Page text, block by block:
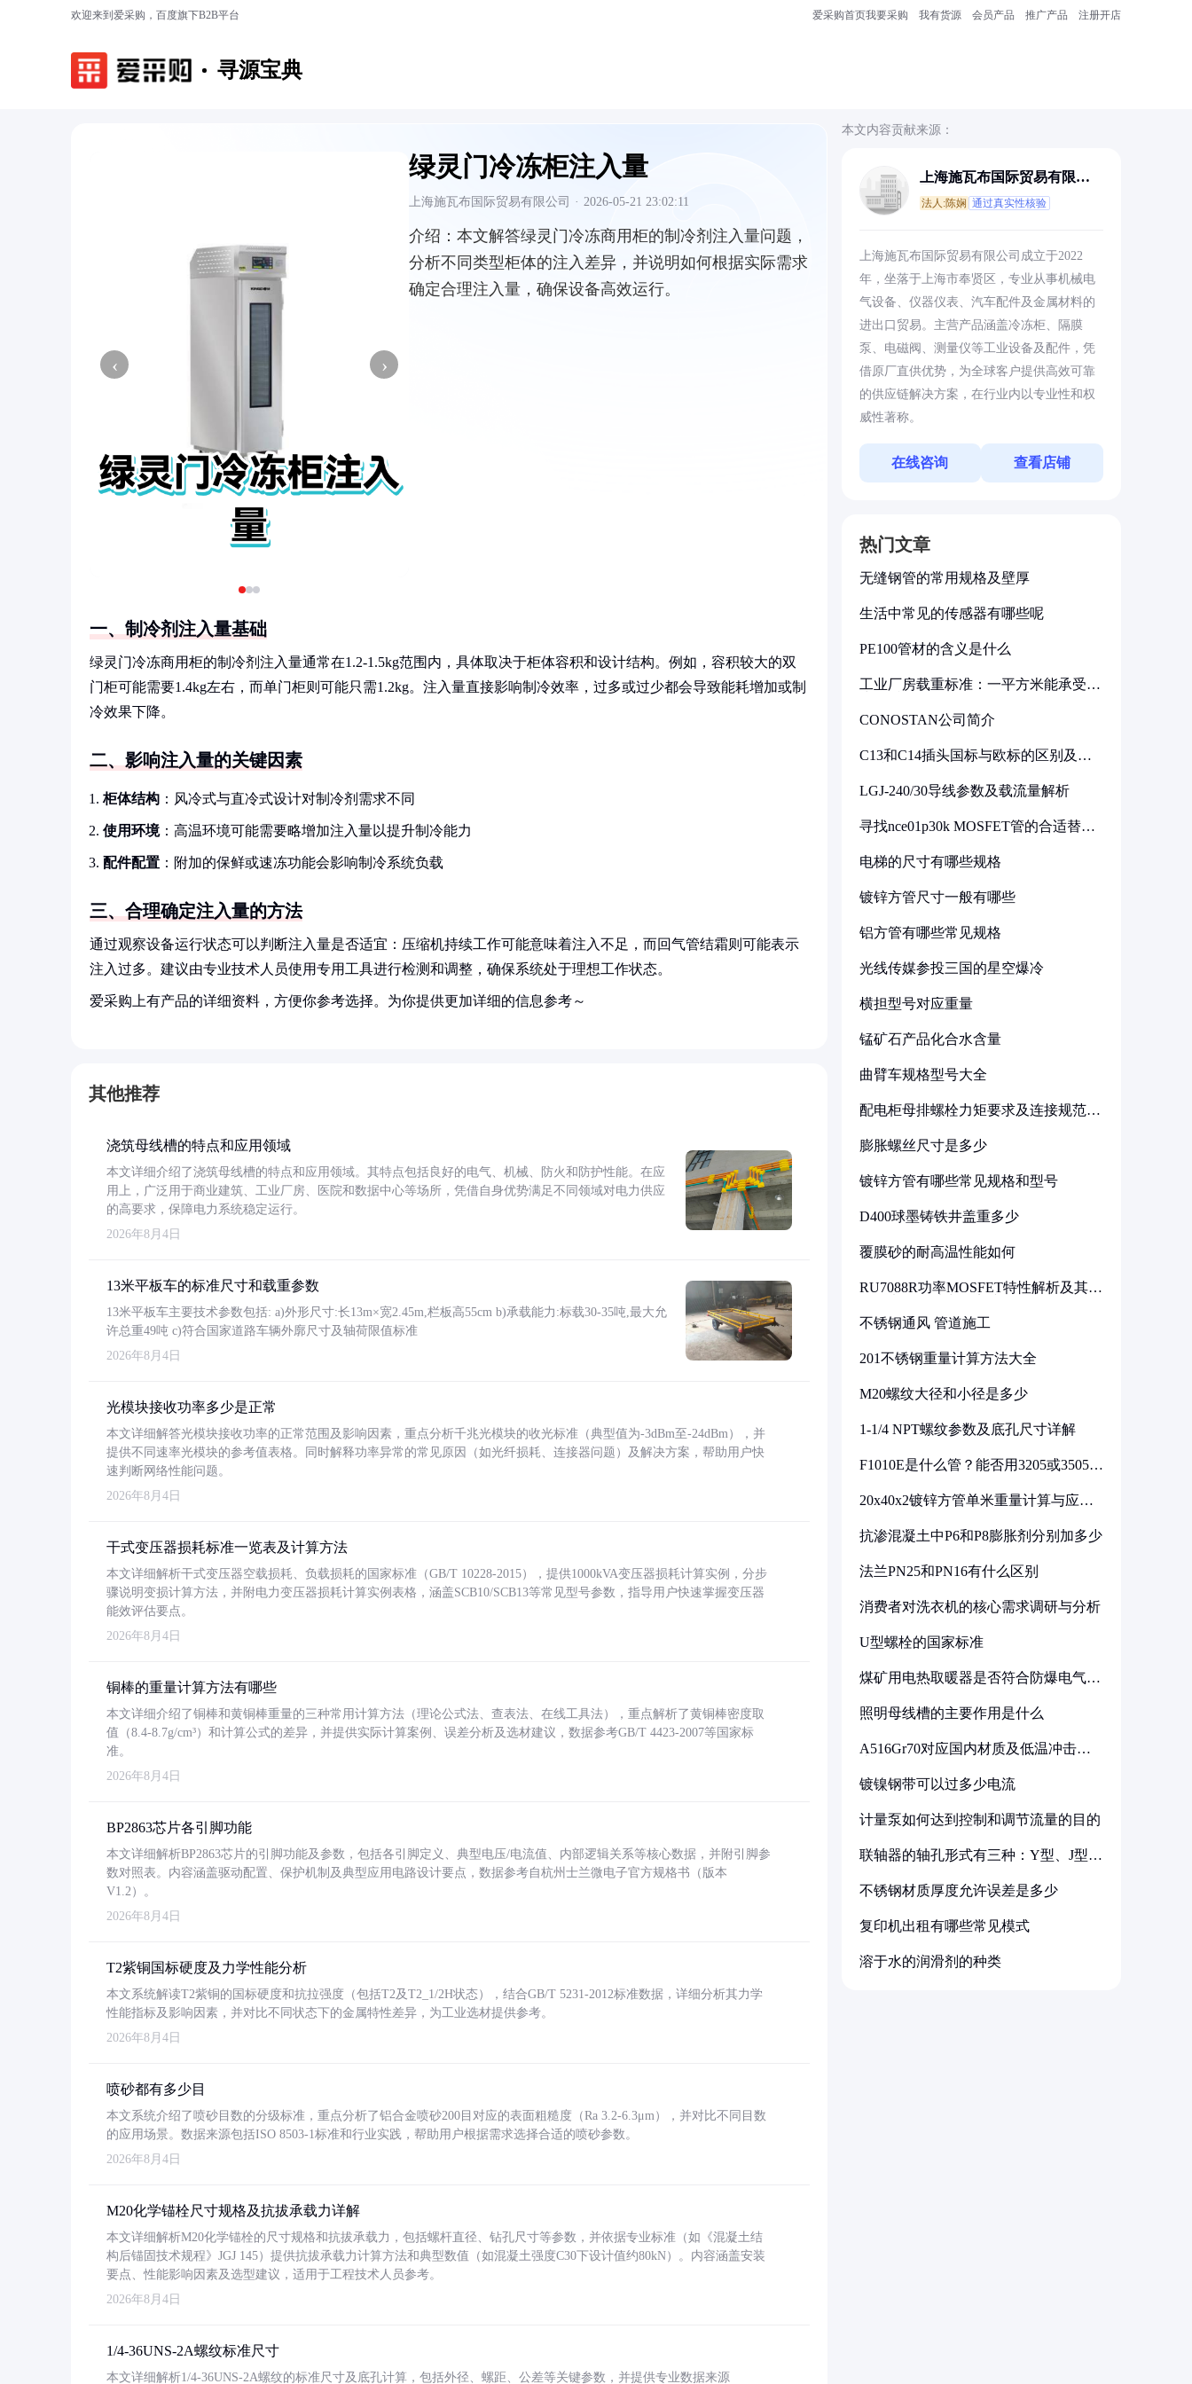
欢迎来到爱采购，百度旗下B2B平台 爱采购首页我要采购 我有货源 会员产品 推广产品 注册开店
寻源宝典
‹ ›
绿灵门冷冻柜注入量
上海施瓦布国际贸易有限公司 · 2026-05-21 23:02:11
介绍： 本文解答绿灵门冷冻商用柜的制冷剂注入量问题，
分析不同类型柜体的注入差异，并说明如何根据实际需求
确定合理注入量，确保设备高效运行。
一、制冷剂注入量基础
绿灵门冷冻商用柜的制冷剂注入量通常在1.2-1.5kg范围内，具体取决于柜体容积和设计结构。例如，容积较大的双
门柜可能需要1.4kg左右，而单门柜则可能只需1.2kg。注入量直接影响制冷效率，过多或过少都会导致能耗增加或制
冷效果下降。
二、影响注入量的关键因素
柜体结构 ：风冷式与直冷式设计对制冷剂需求不同
使用环境：高温环境可能需要略增加注入量以提升制冷能力
配件配置 ：附加的保鲜或速冻功能会影响制冷系统负载
三、合理确定注入量的方法
通过观察设备运行状态可以判断注入量是否适宜：压缩机持续工作可能意味着注入不足，而回气管结霜则可能表示
注入过多。建议由专业技术人员使用专用工具进行检测和调整，确保系统处于理想工作状态。
爱采购上有产品的详细资料，方便你参考选择。为你提供更加详细的信息参考～
其他推荐
浇筑母线槽的特点和应用领域
本文详细介绍了浇筑母线槽的特点和应用领域。其特点包括良好的电气、机械、防火和防护性能。在应
用上，广泛用于商业建筑、工业厂房、医院和数据中心等场所，凭借自身优势满足不同领域对电力供应
的高要求，保障电力系统稳定运行。
2026年8月4日
13米平板车的标准尺寸和载重参数
13米平板车主要技术参数包括: a)外形尺寸:长13m×宽2.45m,栏板高55cm b)承载能力:标载30-35吨,最大允
许总重49吨 c)符合国家道路车辆外廓尺寸及轴荷限值标准
2026年8月4日
光模块接收功率多少是正常
本文详细解答光模块接收功率的正常范围及影响因素，重点分析千兆光模块的收光标准（典型值为-3dBm至-24dBm），并
提供不同速率光模块的参考值表格。同时解释功率异常的常见原因（如光纤损耗、连接器问题）及解决方案，帮助用户快
速判断网络性能问题。
2026年8月4日
干式变压器损耗标准一览表及计算方法
本文详细解析干式变压器空载损耗、负载损耗的国家标准（GB/T 10228-2015），提供1000kVA变压器损耗计算实例，分步
骤说明变损计算方法，并附电力变压器损耗计算实例表格，涵盖SCB10/SCB13等常见型号参数，指导用户快速掌握变压器
能效评估要点。
2026年8月4日
铜棒的重量计算方法有哪些
本文详细介绍了铜棒和黄铜棒重量的三种常用计算方法（理论公式法、查表法、在线工具法），重点解析了黄铜棒密度取
值（8.4-8.7g/cm³）和计算公式的差异，并提供实际计算案例、误差分析及选材建议，数据参考GB/T 4423-2007等国家标
准。
2026年8月4日
BP2863芯片各引脚功能
本文详细解析BP2863芯片的引脚功能及参数，包括各引脚定义、典型电压/电流值、内部逻辑关系等核心数据，并附引脚参
数对照表。内容涵盖驱动配置、保护机制及典型应用电路设计要点，数据参考自杭州士兰微电子官方规格书（版本
V1.2）。
2026年8月4日
T2紫铜国标硬度及力学性能分析
本文系统解读T2紫铜的国标硬度和抗拉强度（包括T2及T2_1/2H状态），结合GB/T 5231-2012标准数据，详细分析其力学
性能指标及影响因素，并对比不同状态下的金属特性差异，为工业选材提供参考。
2026年8月4日
喷砂都有多少目
本文系统介绍了喷砂目数的分级标准，重点分析了铝合金喷砂200目对应的表面粗糙度（Ra 3.2-6.3μm），并对比不同目数
的应用场景。数据来源包括ISO 8503-1标准和行业实践，帮助用户根据需求选择合适的喷砂参数。
2026年8月4日
M20化学锚栓尺寸规格及抗拔承载力详解
本文详细解析M20化学锚栓的尺寸规格和抗拔承载力，包括螺杆直径、钻孔尺寸等参数，并依据专业标准（如《混凝土结
构后锚固技术规程》JGJ 145）提供抗拔承载力计算方法和典型数值（如混凝土强度C30下设计值约80kN）。内容涵盖安装
要点、性能影响因素及选型建议，适用于工程技术人员参考。
2026年8月4日
1/4-36UNS-2A螺纹标准尺寸
本文详细解析1/4-36UNS-2A螺纹的标准尺寸及底孔计算，包括外径、螺距、公差等关键参数，并提供专业数据来源
本文内容贡献来源：
上海施瓦布国际贸易有限公
法人:陈娴 通过真实性核验
上海施瓦布国际贸易有限公司成立于2022
年，坐落于上海市奉贤区，专业从事机械电
气设备、仪器仪表、汽车配件及金属材料的
进出口贸易。主营产品涵盖冷冻柜、隔膜
泵、电磁阀、测量仪等工业设备及配件，凭
借原厂直供优势，为全球客户提供高效可靠
的供应链解决方案，在行业内以专业性和权
威性著称。
在线咨询 查看店铺
热门文章
无缝钢管的常用规格及壁厚
生活中常见的传感器有哪些呢
PE100管材的含义是什么
工业厂房载重标准：一平方米能承受多
CONOSTAN公司简介
C13和C14插头国标与欧标的区别及其
LGJ-240/30导线参数及载流量解析
寻找nce01p30k MOSFET管的合适替代
电梯的尺寸有哪些规格
镀锌方管尺寸一般有哪些
铝方管有哪些常见规格
光线传媒参投三国的星空爆冷
横担型号对应重量
锰矿石产品化合水含量
曲臂车规格型号大全
配电柜母排螺栓力矩要求及连接规范详
膨胀螺丝尺寸是多少
镀锌方管有哪些常见规格和型号
D400球墨铸铁井盖重多少
覆膜砂的耐高温性能如何
RU7088R功率MOSFET特性解析及其在
不锈钢通风 管道施工
201不锈钢重量计算方法大全
M20螺纹大径和小径是多少
1-1/4 NPT螺纹参数及底孔尺寸详解
F1010E是什么管？能否用3205或3505代
20x40x2镀锌方管单米重量计算与应用
抗渗混凝土中P6和P8膨胀剂分别加多少
法兰PN25和PN16有什么区别
消费者对洗衣机的核心需求调研与分析
U型螺栓的国家标准
煤矿用电热取暖器是否符合防爆电气设
照明母线槽的主要作用是什么
A516Gr70对应国内材质及低温冲击要
镀镍钢带可以过多少电流
计量泵如何达到控制和调节流量的目的
联轴器的轴孔形式有三种：Y型、J型、
不锈钢材质厚度允许误差是多少
复印机出租有哪些常见模式
溶于水的润滑剂的种类